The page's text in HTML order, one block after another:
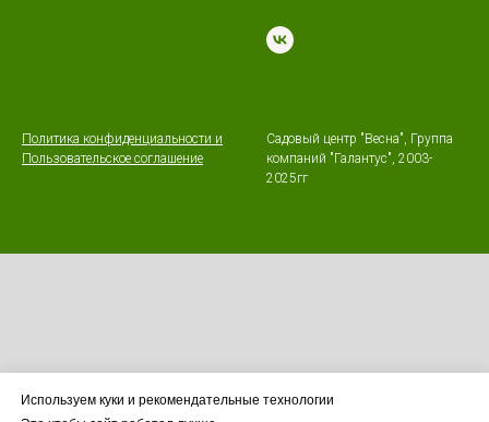
Используем куки и рекомендательные технологии
Политика конфиденциальности и
Пользовательское соглашение
Садовый центр "Весна", Группа
компаний "Галантус", 2003-
2025гг